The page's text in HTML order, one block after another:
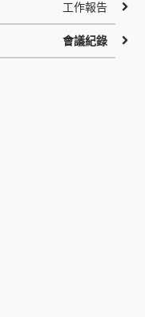
工作報告
會議紀錄